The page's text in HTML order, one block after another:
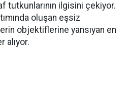
tutkunlarının ilgisini çekiyor.
oluşan eşsiz
objektiflerine yansıyan en
alıyor.